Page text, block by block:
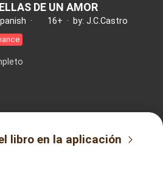
DE UN AMOR
· 16+ · by: J.C.Castro
libro en la aplicación